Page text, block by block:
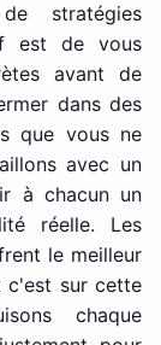
stratégies
est de vous
avant de
dans des
que vous ne
avec un
à chacun un
réelle. Les
le meilleur
c'est sur cette
chaque